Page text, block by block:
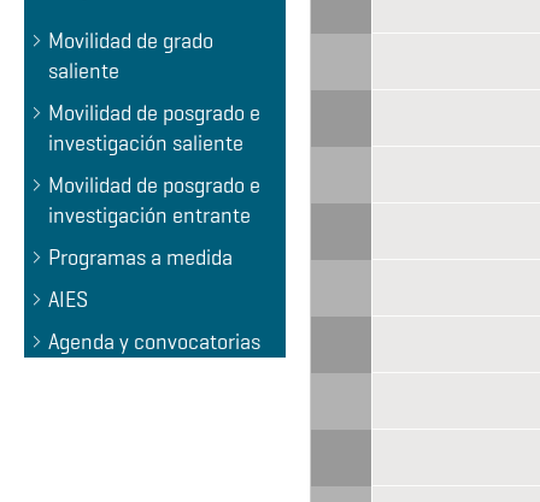
Movilidad de grado
saliente
Movilidad de posgrado e
investigación saliente
Movilidad de posgrado e
investigación entrante
Programas a medida
AIES
Agenda y convocatorias